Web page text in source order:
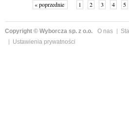
« poprzednie 1 2 3 4 5
Copyright © Wyborcza sp. z o.o. O nas
Ustawienia prywatności